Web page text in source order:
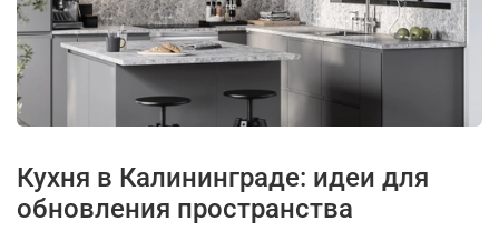
Кухня в Калининграде: идеи для
обновления пространства